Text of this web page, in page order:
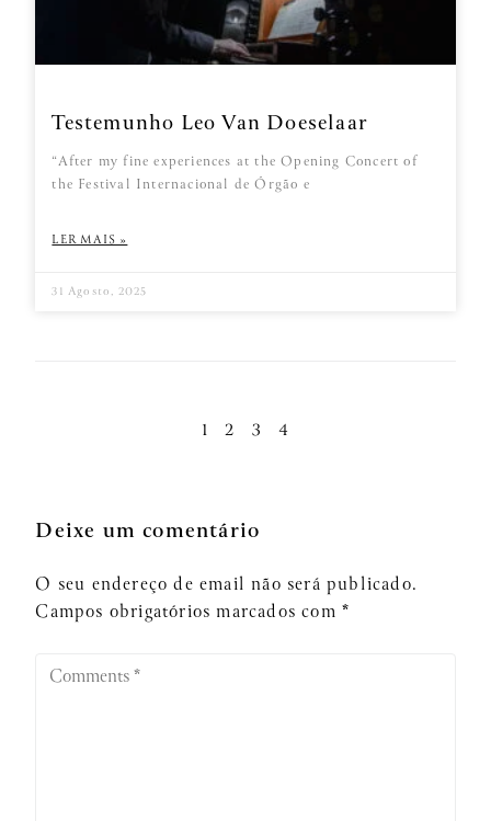
Testemunho Leo Van Doeselaar
“After my fine experiences at the Opening Concert of
the Festival Internacional de Órgão e
LER MAIS »
31 Agosto, 2025
1 2 3 4
Deixe um comentário
O seu endereço de email não será publicado.
Campos obrigatórios marcados com *